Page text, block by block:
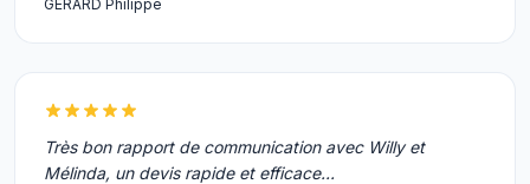
GERARD Philippe
Très bon rapport de communication avec Willy et
Mélinda, un devis rapide et efficace...